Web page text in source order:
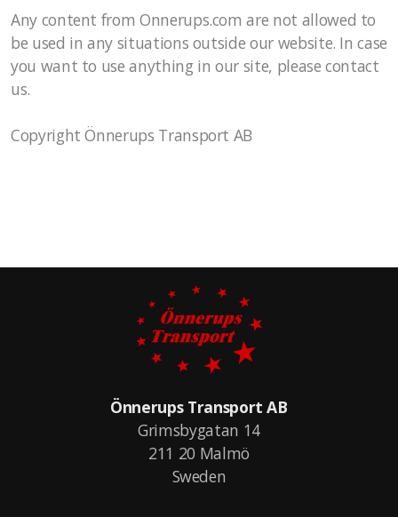
Any content from Onnerups.com are not allowed to
be used in any situations outside our website. In case
you want to use anything in our site, please contact
us.
Copyright Önnerups Transport AB
Önnerups Transport AB
Grimsbygatan 14
211 20 Malmö
Sweden